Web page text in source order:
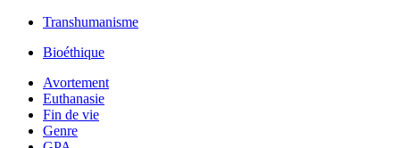
Transhumanisme
Bioéthique
Avortement
Euthanasie
Fin de vie
Genre